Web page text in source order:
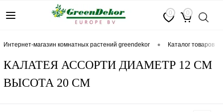
0 0
интернет-магазин комнатных растений greendekor • каталог товаров
КАЛАТЕЯ АССОРТИ ДИАМЕТР 12 СМ
ВЫСОТА 20 СМ